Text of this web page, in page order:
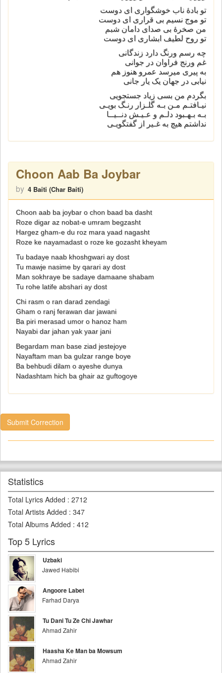
تو بادۀ ناب خوشگواری ای دوست
تو موج نسیم بی قراری ای دوست
من صخرۀ بی صدای دامان شبم
تو روح لطیف ابشاری ای دوست
چه رسم ورنگ دارد زندگانی
غم ورنج فراوان در جوانی
به پیری میرسد عمرو هنوز هم
نیابی در جهان یک یار جانی
بگردم من بسی زیاد جستجویی
نیـافتـم مـن بـه گلـزار رنـگ بویـی
بـه بـهـبود دلـم و عـیـش دنــیــا
نداشتم هیچ به غـیر از گفتگویـی
Choon Aab Ba Joybar
by 4 Baiti (Char Baiti)
Choon aab ba joybar o chon baad ba dasht
Roze digar az nobat-e umram begzasht
Hargez gham-e du roz mara yaad nagasht
Roze ke nayamadast o roze ke gozasht kheyam
Tu badaye naab khoshgwari ay dost
Tu mawje nasime by qarari ay dost
Man sokhraye be sadaye damaane shabam
Tu rohe latife abshari ay dost
Chi rasm o ran darad zendagi
Gham o ranj ferawan dar jawani
Ba piri merasad umor o hanoz ham
Nayabi dar jahan yak yaar jani
Begardam man base ziad jestejoye
Nayaftam man ba gulzar range boye
Ba behbudi dilam o ayeshe dunya
Nadashtam hich ba ghair az guftogoye
Submit Correction
Statistics
Total Lyrics Added : 2712
Total Artists Added : 347
Total Albums Added : 412
Top 5 Lyrics
Uzbaki
Jawed Habibi
Angoore Labet
Farhad Darya
Tu Dani Tu Ze Chi Jawhar
Ahmad Zahir
Haasha Ke Man ba Mowsum
Ahmad Zahir